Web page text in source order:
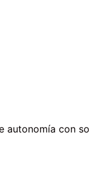
autonomía con